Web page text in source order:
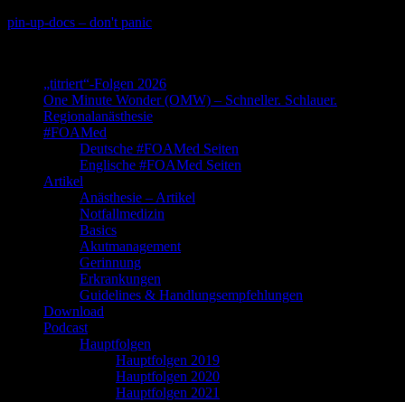
Skip
pin-up-docs – don't panic
„titriert“-Folgen 2026
One Minute Wonder (OMW) – Schneller. Schlauer.
Regionalanästhesie
#FOAMed
Deutsche #FOAMed Seiten
Englische #FOAMed Seiten
Artikel
Anästhesie – Artikel
Notfallmedizin
Basics
Akutmanagement
Gerinnung
Erkrankungen
Guidelines & Handlungsempfehlungen
Download
Podcast
Hauptfolgen
Hauptfolgen 2019
Hauptfolgen 2020
Hauptfolgen 2021